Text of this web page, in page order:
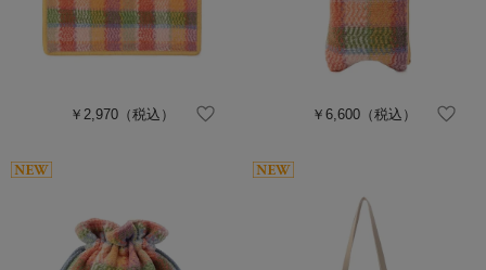
￥2,970 （税込） ￥6,600（税込）